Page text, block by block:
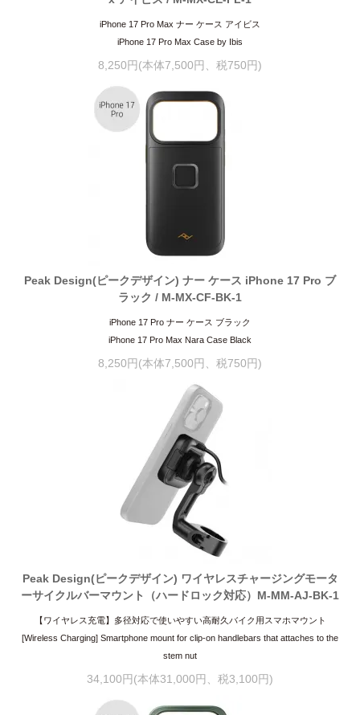
iPhone 17 Pro Max ナー ケース アイビス
iPhone 17 Pro Max Case by Ibis
8,250円(本体7,500円、税750円)
Peak Design(ピークデザイン) ナー ケース iPhone 17 Pro ブ
ラック / M-MX-CF-BK-1
iPhone 17 Pro ナー ケース ブラック
iPhone 17 Pro Max Nara Case Black
8,250円(本体7,500円、税750円)
Peak Design(ピークデザイン) ワイヤレスチャージングモータ
ーサイクルバーマウント（ハードロック対応）M-MM-AJ-BK-1
【ワイヤレス充電】多径対応で使いやすい高耐久バイク用スマホマウント
[Wireless Charging] Smartphone mount for clip-on handlebars that attaches to the
stem nut
34,100円(本体31,000円、税3,100円)